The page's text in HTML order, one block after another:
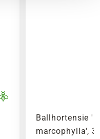
Ballhortensie
marcophylla',